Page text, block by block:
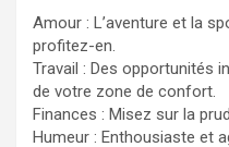
Amour : L’aventure et la
profitez-en.
Travail : Des opportunités
de votre zone de confort.
Finances : Misez sur la
Humeur : Enthousiaste et